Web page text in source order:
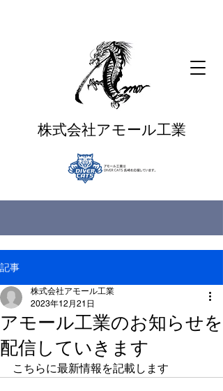
株式会社アモール工業
記事
アモール工業のお知らせを
配信していきます
株式会社アモール工業
2023年12月21日
こちらに最新情報を記載します